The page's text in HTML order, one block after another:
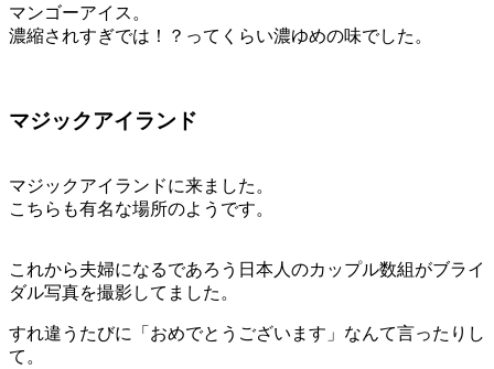
マンゴーアイス。
濃縮されすぎでは！？ってくらい濃ゆめの味でした。
マジックアイランド
マジックアイランドに来ました。
こちらも有名な場所のようです。
これから夫婦になるであろう日本人のカップル数組がブライ
ダル写真を撮影してました。
すれ違うたびに「おめでとうございます」なんて言ったりし
て。